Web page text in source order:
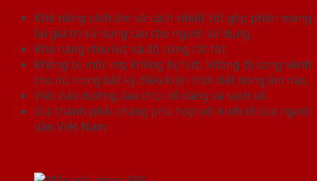
Khả năng cách âm và cách nhiệt tốt góp phần mang
lại giá trị sử dụng cao cho người sử dụng.
Khả năng chịu lực và độ cứng rất tốt
Không bị mối mọt, không bị nứt, không bị cong vênh
cho dù trong bất kỳ điều kiện thời tiết nóng ẩm nào.
Việc bảo dưỡng, lau chùi dễ dàng và sạch sẽ.
Giá thành phải chăng phù hợp với kinh tế của người
dân Việt Nam.